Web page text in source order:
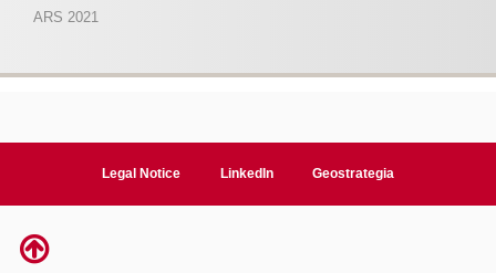
ARS 2021
Legal Notice LinkedIn Geostrategia